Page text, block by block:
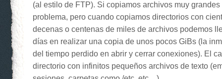
(al estilo de FTP). Si copiamos archivos muy
problema, pero cuando copiamos directorios con
decenas o centenas de miles de archivos podemos
días en realizar una copia de unos pocos GiBs (la
del tiempo perdido en abrir y cerrar conexiones). El
directorio con infinitos pequeños archivos de texto